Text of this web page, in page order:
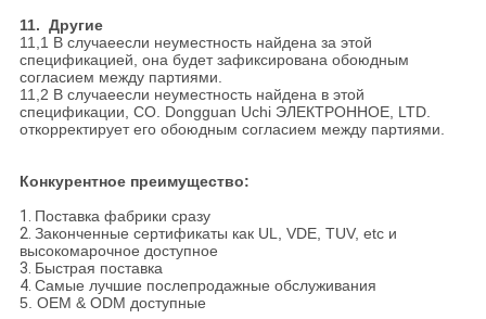
11. Другие
11,1 В случаеесли неуместность найдена за этой
спецификацией, она будет зафиксирована обоюдным
согласием между партиями.
11,2 В случаеесли неуместность найдена в этой
спецификации, CO. Dongguan Uchi ЭЛЕКТРОННОЕ, LTD.
откорректирует его обоюдным согласием между партиями.
Конкурентное преимущество:
1. Поставка фабрики сразу
2. Законченные сертификаты как UL, VDE, TUV, etc и
высокомарочное доступное
3. Быстрая поставка
4. Самые лучшие послепродажные обслуживания
5. OEM & ODM доступные